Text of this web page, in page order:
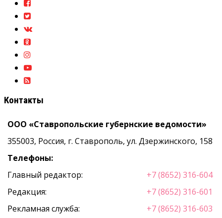
Контакты
ООО «Ставропольские губернские ведомости»
355003, Россия, г. Ставрополь, ул. Дзержинского, 158
Телефоны:
Главный редактор:
+7 (8652) 316-604
Редакция:
+7 (8652) 316-601
Рекламная служба:
+7 (8652) 316-603